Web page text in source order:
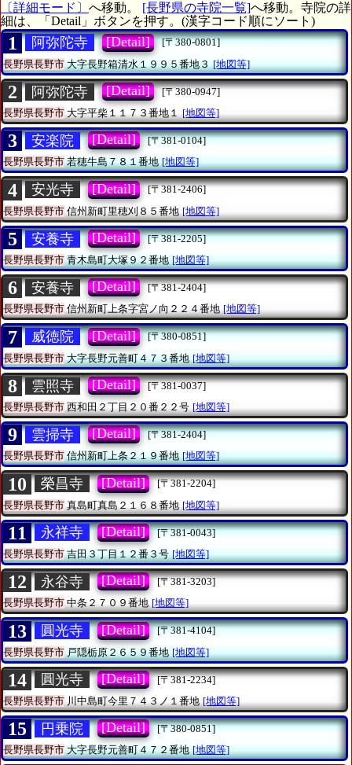
〔詳細モード〕 へ移動。 [長野県の寺院一覧]へ移動。寺院の詳
細は、「Detail」ボタンを押す。(漢字コード順にソート)
1 阿弥陀寺 [Detail]
[〒380-0801]
長野県長野市大字長野箱清水１９９５番地３ [地図等]
2 阿弥陀寺 [Detail]
[〒380-0947]
長野県長野市大字平柴１１７３番地１ [地図等]
3 安楽院 [Detail]
[〒381-0104]
長野県長野市若穂牛島７８１番地 [地図等]
4 安光寺 [Detail]
[〒381-2406]
長野県長野市 信州新町里穂刈８５番地 [地図等]
5 安養寺 [Detail]
[〒381-2205]
長野県長野市青木島町大塚９２番地 [地図等]
6 安養寺 [Detail]
[〒381-2404]
長野県長野市信州新町上条字宮ノ向２２４番地 [地図等]
7 威徳院 [Detail]
[〒380-0851]
長野県長野市大字長野元善町４７３番地 [地図等]
8 雲照寺 [Detail]
[〒381-0037]
長野県長野市西和田２丁目２０番２２号 [地図等]
9 雲掃寺 [Detail]
[〒381-2404]
長野県長野市信州新町上条２１９番地 [地図等]
10 榮昌寺 [Detail]
[〒381-2204]
長野県長野市 真島町真島２１６８番地 [地図等]
11 永祥寺 [Detail]
[〒381-0043]
長野県長野市吉田３丁目１２番３号 [地図等]
12 永谷寺 [Detail]
[〒381-3203]
長野県長野市中条２７０９番地 [地図等]
13 圓光寺 [Detail]
[〒381-4104]
長野県長野市戸隠栃原２６５９番地 [地図等]
14 圓光寺 [Detail]
[〒381-2234]
長野県長野市 川中島町今里７４３ノ１番地 [地図等]
15 円乗院 [Detail]
[〒380-0851]
長野県長野市大字長野元善町４７２番地 [地図等]